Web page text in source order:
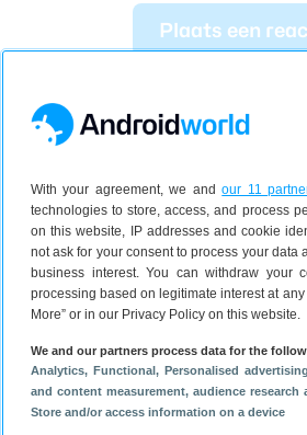
With your agreement, we andour 11
technologies to store, access, and process
on this website, IP addresses and cookie
not ask for your consent to process your data
business interest. You can withdraw your
processing based on legitimate interest at
More” or in our Privacy Policy on this website.
We and our partners process data for the
Analytics, Functional, Personalised
and content measurement, audience research
Store and/or access information on a device
Plaats een